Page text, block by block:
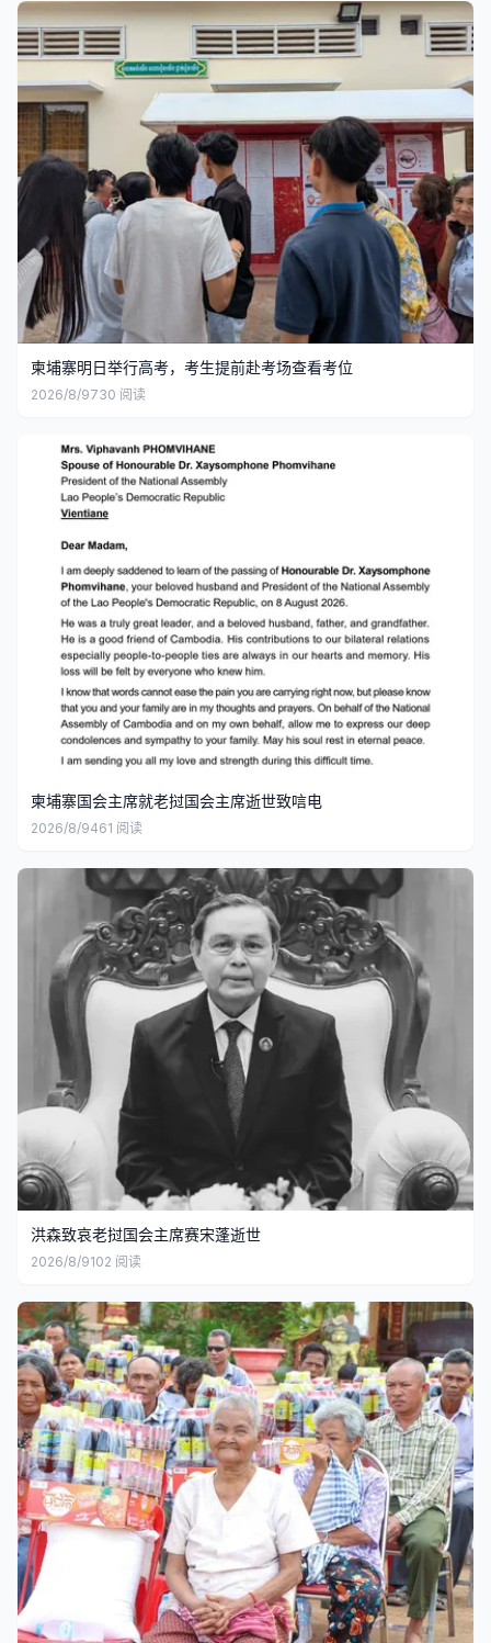
柬埔寨明日举行高考，考生提前赴考场查看考位
2026/8/9730 阅读
柬埔寨国会主席就老挝国会主席逝世致唁电
2026/8/9461 阅读
洪森致哀老挝国会主席赛宋蓬逝世
2026/8/9102 阅读